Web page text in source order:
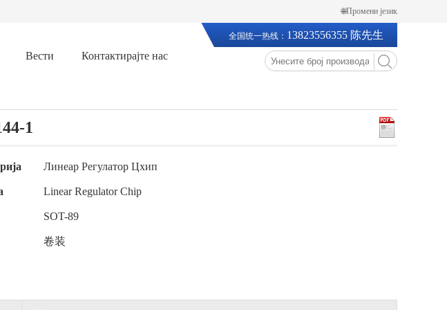
🌐Промени језик
Вести Контактирајте нас
全国统一热线： 13823556355 陈先生
1
Линеар Регулатор Цхип
Linear Regulator Chip
SOT-89
卷装